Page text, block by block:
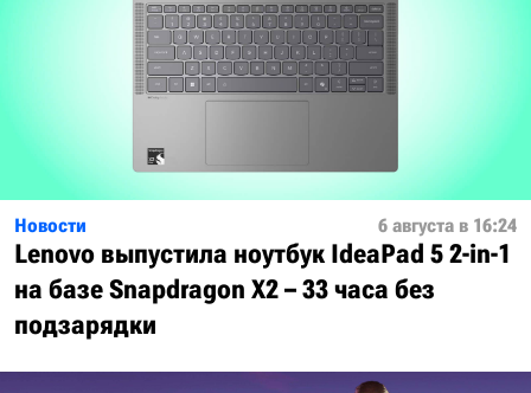
Новости 6 августа в 16:24
Lenovo выпустила ноутбук IdeaPad 5 2-in-1
на базе Snapdragon X2 – 33 часа без
подзарядки